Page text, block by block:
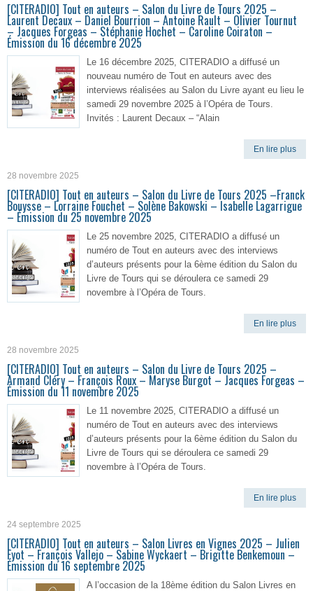
[CITERADIO] Tout en auteurs – Salon du Livre de Tours 2025 –
Laurent Decaux – Daniel Bourrion – Antoine Rault – Olivier Tournut
– Jacques Forgeas – Stéphanie Hochet – Caroline Coiraton –
Émission du 16 décembre 2025
Le 16 décembre 2025, CITERADIO a diffusé un
nouveau numéro de Tout en auteurs avec des
interviews réalisées au Salon du Livre ayant eu lieu le
samedi 29 novembre 2025 à l’Opéra de Tours.
Invités : Laurent Decaux – “Alain
En lire plus
28 novembre 2025
[CITERADIO] Tout en auteurs – Salon du Livre de Tours 2025 –Franck
Bouysse – Lorraine Fouchet – Solène Bakowski – Isabelle Lagarrigue
– Émission du 25 novembre 2025
Le 25 novembre 2025, CITERADIO a diffusé un
numéro de Tout en auteurs avec des interviews
d’auteurs présents pour la 6ème édition du Salon du
Livre de Tours qui se déroulera ce samedi 29
novembre à l’Opéra de Tours.
En lire plus
28 novembre 2025
[CITERADIO] Tout en auteurs – Salon du Livre de Tours 2025 –
Armand Cléry – François Roux – Maryse Burgot – Jacques Forgeas –
Émission du 11 novembre 2025
Le 11 novembre 2025, CITERADIO a diffusé un
numéro de Tout en auteurs avec des interviews
d’auteurs présents pour la 6ème édition du Salon du
Livre de Tours qui se déroulera ce samedi 29
novembre à l’Opéra de Tours.
En lire plus
24 septembre 2025
[CITERADIO] Tout en auteurs – Salon Livres en Vignes 2025 – Julien
Fyot – François Vallejo – Sabine Wyckaert – Brigitte Benkemoun –
Émission du 16 septembre 2025
A l’occasion de la 18ème édition du Salon Livres en